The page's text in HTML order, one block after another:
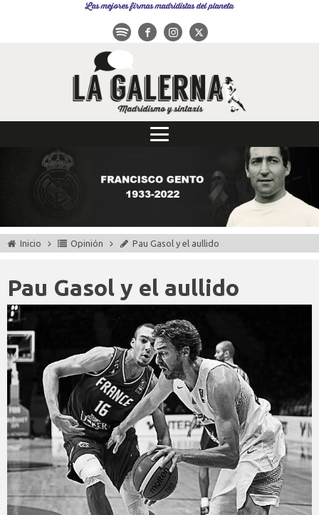
Las mejores firmas madridistas del planeta
Inicio Opinión Pau Gasol y el aullido
Pau Gasol y el aullido